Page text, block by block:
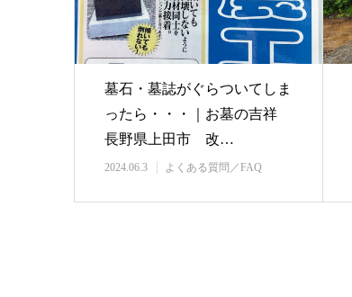
墓石・墓誌がぐらついてしま
ったら・・・｜お墓の吉祥
長野県上田市 改…
2024.06.3 よくある質問／FAQ